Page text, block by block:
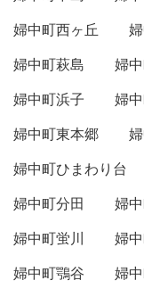
婦中町西ヶ丘
婦中町萩島
婦
婦中町浜子
婦
婦中町東本郷
婦中町ひまわり台
婦中町分田
婦
婦中町蛍川
婦
婦中町鶚谷
婦